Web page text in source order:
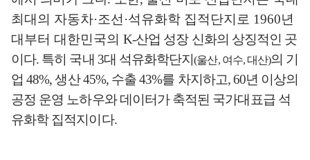
최대의 자동차·조선 ·석유화학 집적단지로 1960년
대부터 대한민국의 K-산업 성장 신화의 상징적인 곳
이다. 특히 국내 3대 석유화학단지(울산, 여수,대산)의 기
업48%,생산45%, 수출43%를 차지하고, 60년 이상의
공정 운영 노하우와 데이터가 축적된 국가대표급 석
유화학 집적지이다.